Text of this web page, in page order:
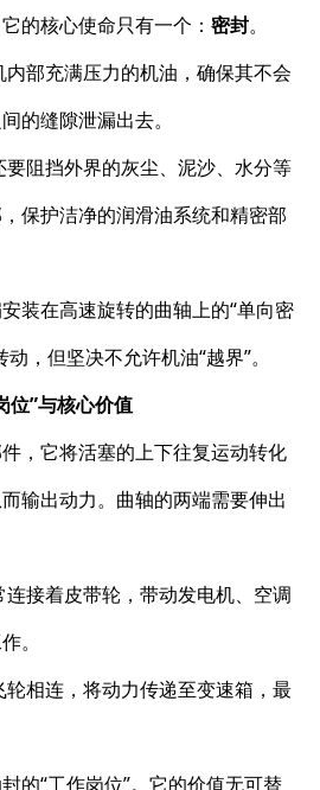
的核心使命只有一个： 密封。
内部充满压力的机油，确保其不会
的缝隙泄漏出去。
要阻挡外界的灰尘、泥沙、水分等
保护洁净的润滑油系统和精密部
装在高速旋转的曲轴上的“单向密
，但坚决不允许机油“越界”。
位”与核心价值
，它将活塞的上下往复运动转化
输出动力。曲轴的两端需要伸出
连接着皮带轮，带动发电机、空调
。
轮相连，将动力传递至变速箱，最
的“工作岗位”。它的价值无可替